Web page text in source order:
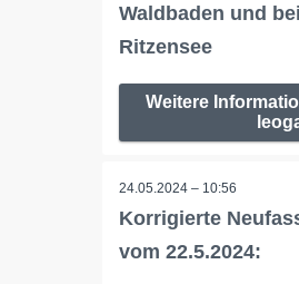
Waldbaden und
Ritzensee
Weitere
24.05.2024 – 10:56
Korrigierte
vom 22.5.2024: